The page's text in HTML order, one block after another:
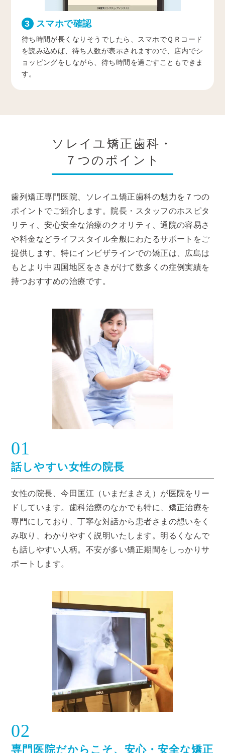
3 スマホで確認
待ち時間が長くなりそうでしたら、スマホでＱＲコード
を読み込めば、待ち人数が表示されますので、店内でシ
ョッピングをしながら、待ち時間を過ごすこともできま
す。
ソレイユ矯正歯科・
７つのポイント
歯列矯正専門医院、ソレイユ矯正歯科の魅力を７つの
ポイントでご紹介します。院長・スタッフのホスピタ
リティ、安心安全な治療のクオリティ、通院の容易さ
や料金などライフスタイル全般にわたるサポートをご
提供します。特にインビザラインでの矯正は、広島は
もとより中四国地区をさきがけて数多くの症例実績を
持つおすすめの治療です。
01
話しやすい女性の院長
女性の院長、今田匡江（いまだまさえ）が医院をリー
ドしています。歯科治療のなかでも特に、矯正治療を
専門にしており、丁寧な対話から患者さまの想いをく
み取り、わかりやすく説明いたします。明るくなんで
も話しやすい人柄。不安が多い矯正期間をしっかりサ
ポートします。
02
専門医院だからこそ、安心・安全な矯正